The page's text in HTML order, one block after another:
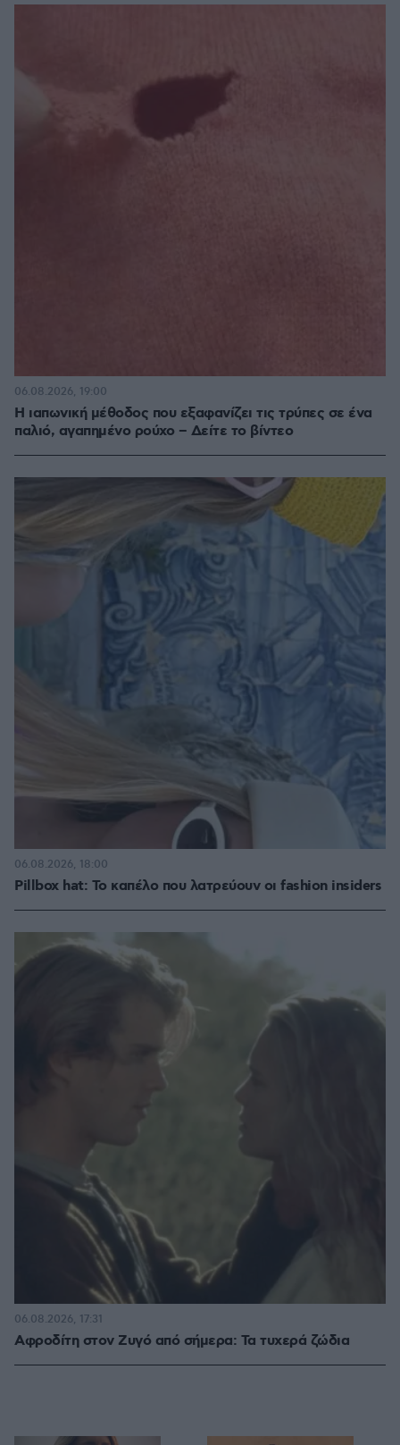
Η ιαπωνική μέθοδος που εξαφανίζει τις τρύπες σε ένα
παλιό, αγαπημένο ρούχο – Δείτε το βίντεο
06.08.2026, 19:00
Pillbox hat: Το καπέλο που λατρεύουν οι fashion insiders
06.08.2026, 18:00
Αφροδίτη στον Ζυγό από σήμερα: Τα τυχερά ζώδια
06.08.2026, 17:31